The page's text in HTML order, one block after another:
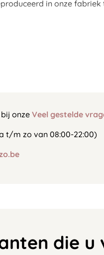
in onze fabriek
onze Veel gestelde
t/m zo van 08:00-22:00)
die u